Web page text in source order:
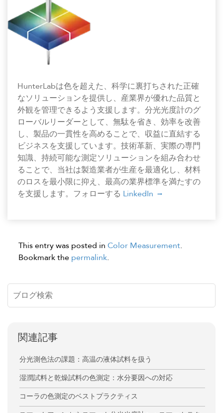
HunterLabは色を超えた、科学に裏打ちされた正確
なソリューションを提供し、産業界が優れた品質と
外観を管理できるよう支援します。分光光度計のグ
ローバルリーダーとして、無駄を省き、効率を改善
し、製品の一貫性を高めることで、収益に直結する
ビジネスを支援しています。技術革新、実際の専門
知識、持続可能な測定ソリューションを組み合わせ
ることで、当社は製造業者が生産を最適化し、材料
のロスを最小限に抑え、最高の業界標準を満たすの
を支援します。フォローする LinkedIn
This entry was posted in Color Measurement.
Bookmark the permalink.
関連記事
分光測色法の課題：高温の液体試料を扱う
湿潤試料と乾燥試料の色測定：水分要因への対応
コーラの色測定のベストプラクティス